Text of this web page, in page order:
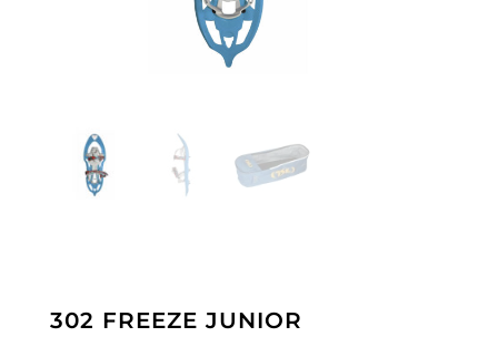
302 FREEZE JUNIOR